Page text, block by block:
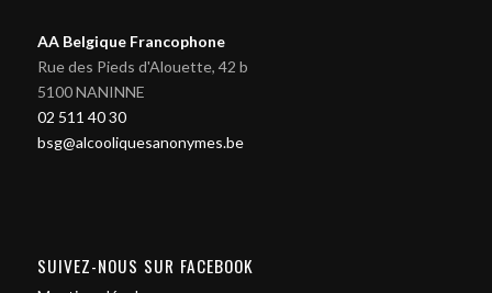
AA Belgique Francophone
Rue des Pieds d'Alouette, 42 b
5100 NANINNE
02 511 40 30
bsg@alcooliquesanonymes.be
SUIVEZ-NOUS SUR FACEBOOK